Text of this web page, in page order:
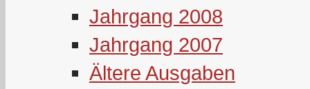
Jahrgang 2008
Jahrgang 2007
Ältere Ausgaben